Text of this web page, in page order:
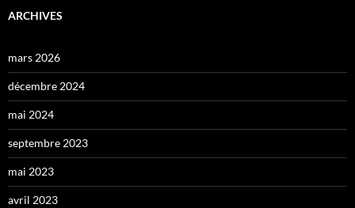
ARCHIVES
mars 2026
décembre 2024
mai 2024
septembre 2023
mai 2023
avril 2023